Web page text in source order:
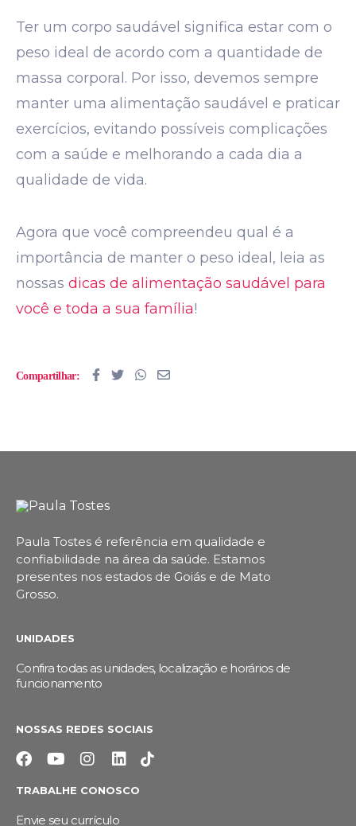
Ter um corpo saudável significa estar com o
peso ideal de acordo com a quantidade de
massa corporal. Por isso, devemos sempre
manter uma alimentação saudável e praticar
exercícios, evitando possíveis complicações
com a saúde e melhorando a cada dia a
qualidade de vida.
Agora que você compreendeu qual é a
importância de manter o peso ideal, leia as
nossas dicas de alimentação saudável para
você e toda a sua família!
Compartilhar:
Paula Tostes é referência em qualidade e
confiabilidade na área da saúde. Estamos
presentes nos estados de Goiás e de Mato
Grosso.
UNIDADES
Confira todas as unidades, localização e horários de
funcionamento
NOSSAS REDES SOCIAIS
TRABALHE CONOSCO
Envie seu currículo